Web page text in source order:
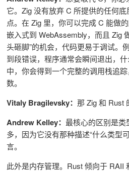
它。Zig 没有放弃 C 所提供的任何
点。在 Zig 里，你可以完成 C 能做
嵌入式到 WebAssembly，而且 Zig
头砸脚”的机会，代码更易于调试。
到段错误，程序通常会瞬间退出，
中，你会得到一个完整的调用栈追
数。
Vitaly Bragilevsky： 那 Zig 和 Rust
Andrew Kelley： 最核心的区别是类
多，因为它没有那种描述“什么类型
言。
此外是内存管理。Rust 倾向于 RAII